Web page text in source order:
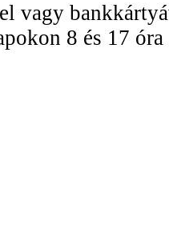
vagy
8 és 17